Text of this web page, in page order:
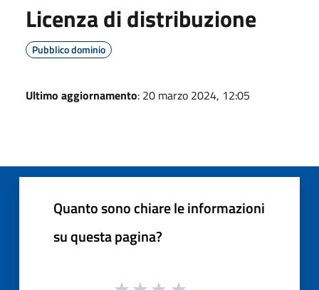
Licenza di distribuzione
Pubblico dominio
Ultimo aggiornamento: 20 marzo 2024, 12:05
Quanto sono chiare le informazioni
su questa pagina?